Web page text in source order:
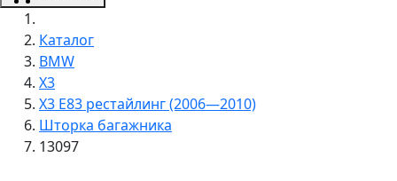
Каталог
BMW
X3
X3 E83 рестайлинг (2006—2010)
Шторка багажника
13097